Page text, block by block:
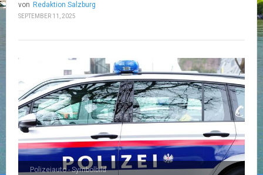
von Redaktion Salzburg
SEPTEMBER 11, 2025
Polizeiauto - Symbolbild